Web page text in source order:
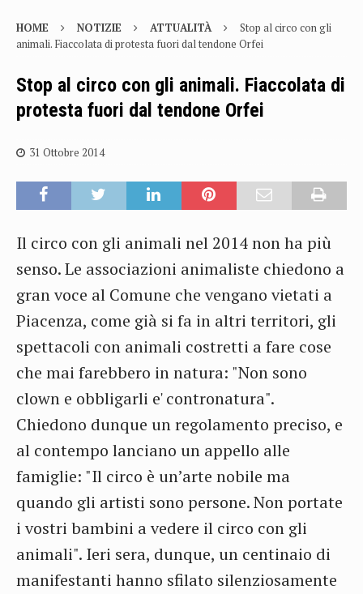
HOME NOTIZIE ATTUALITÀ
Stop al circo con gli
animali. Fiaccolata di protesta fuori dal tendone Orfei
Stop al circo con gli animali. Fiaccolata di
protesta fuori dal tendone Orfei
31 Ottobre 2014
Il circo con gli animali nel 2014 non ha più
senso. Le associazioni animaliste chiedono a
gran voce al Comune che vengano vietati a
Piacenza, come già si fa in altri territori, gli
spettacoli con animali costretti a fare cose
che mai farebbero in natura: "Non sono
clown e obbligarli e' contronatura".
Chiedono dunque un regolamento preciso, e
al contempo lanciano un appello alle
famiglie: "Il circo è un’arte nobile ma
quando gli artisti sono persone. Non portate
i vostri bambini a vedere il circo con gli
animali". Ieri sera, dunque, un centinaio di
manifestanti hanno sfilato silenziosamente